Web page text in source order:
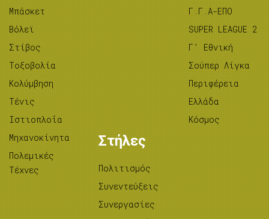
Μπάσκετ
Βόλεϊ
Στίβος
Tοξοβολία
Κολύμβηση
Τένις
Ιστιοπλοΐα
Μηχανοκίνητα
Πολεμικές
Τέχνες
Γ.Γ.Α-ΕΠΟ
SUPER LEAGUE 2
Γ’ Εθνική
Σούπερ Λίγκα
Περιφέρεια
Ελλάδα
Κόσμος
Στήλες
Πολιτισμός
Συνεντεύξεις
Συνεργασίες